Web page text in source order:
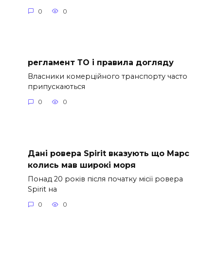
0 0
регламент ТО і правила догляду
Власники комерційного транспорту часто
припускаються
0 0
Дані ровера Spirit вказують що Марс
колись мав широкі моря
Понад 20 років після початку місії ровера
Spirit на
0 0